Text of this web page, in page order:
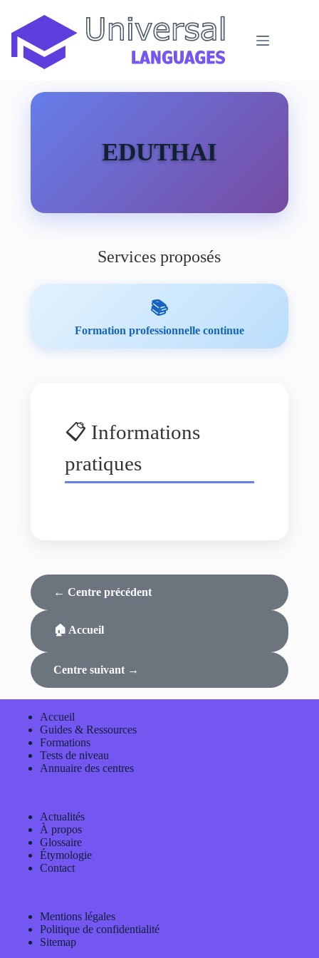
contenu
EDUTHAI
Services proposés
📚
Formation professionnelle continue
📋 Informations
pratiques
← Centre précédent
🏠 Accueil
Centre suivant →
Accueil
Guides & Ressources
Formations
Tests de niveau
Annuaire des centres
Actualités
À propos
Glossaire
Étymologie
Contact
Mentions légales
Politique de confidentialité
Sitemap